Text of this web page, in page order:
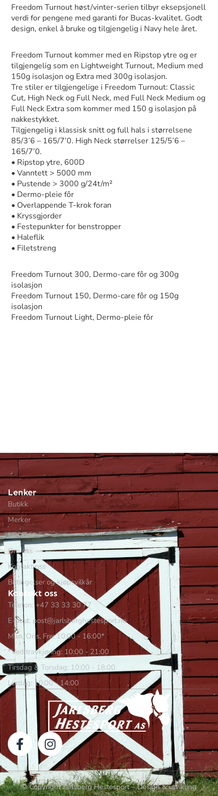
Freedom Turnout høst/vinter-serien tilbyr eksepsjonell
verdi for pengene med garanti for Bucas-kvalitet. Godt
design, enkel å bruke og tilgjengelig i Navy hele året.
Freedom Turnout kommer med en Ripstop ytre og er
tilgjengelig som en Lightweight Turnout, Medium med
150g isolasjon og Extra med 300g isolasjon.
Tre stiler er tilgjengelige i Freedom Turnout: Classic
Cut, High Neck og Full Neck, med Full Neck Medium og
Full Neck Extra som kommer med 150 g isolasjon på
nakkestykket.
Tilgjengelig i klassisk snitt og full hals i størrelsene
85/3’6 – 165/7’0. High Neck størrelser 125/5’6 –
165/7’0.
• Ripstop ytre, 600D
• Vanntett > 5000 mm
• Pustende > 3000 g/24t/m²
• Dermo-pleie fôr
• Overlappende T-krok foran
• Kryssgjorder
• Festepunkter for benstropper
• Haleflik
• Filetstreng
Freedom Turnout 300, Dermo-care fôr og 300g
isolasjon
Freedom Turnout 150, Dermo-care fôr og 150g
isolasjon
Freedom Turnout Light, Dermo-pleie fôr
Lenker
Butikk
Merker
Min side
Om oss
Kontakt oss
Betingelser og kjøpsvilkår
Kontakt oss
Telefon: +47 33 33 30 77
E-post: post@jarlsberghestesport.no
Man, Ons, Fre: 10:00 - 16:00*
*Ved travkjøring: 10:00 - 21:00
Tirsdag & Torsdag: 10:00 - 18:00
Lørdag: 10:00 - 14:00
© Copyright Jarlsberg Hestesport – Design & utvikling